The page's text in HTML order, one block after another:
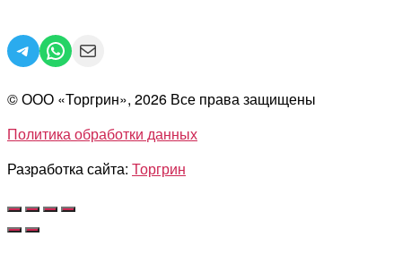
Telegram
WhatsApp
Mail
© ООО «Торгрин», 2026 Все права защищены
Политика обработки данных
Разработка сайта: Торгрин